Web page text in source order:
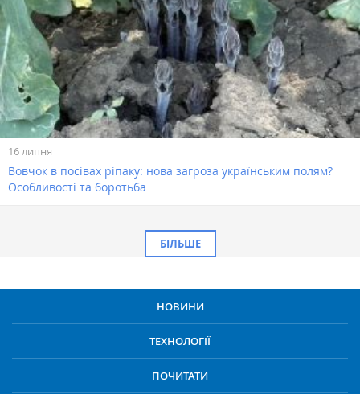
16 липня
Вовчок в посівах ріпаку: нова загроза українським полям?
Особливості та боротьба
БІЛЬШЕ
НОВИНИ
ТЕХНОЛОГІЇ
ПОЧИТАТИ